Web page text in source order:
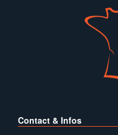
Contact & Infos